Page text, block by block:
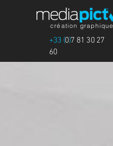
création graphique
+33 (0)7 81 30 27
60